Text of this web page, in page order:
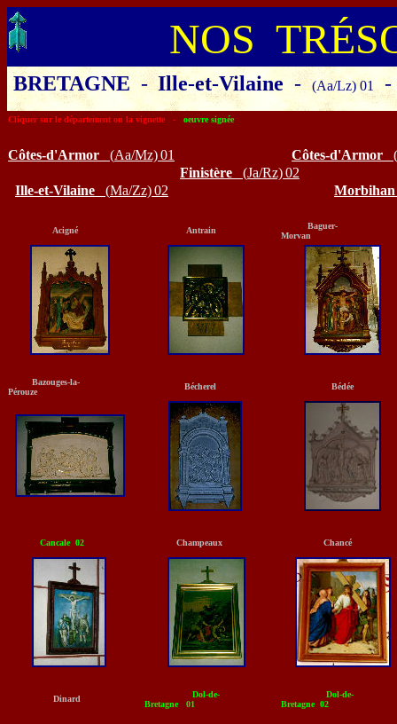
NOS
BRETAGNE - Ille-et-Vilaine - (Aa/Lz) 01 -
Cliquer sur le département ou la vignette - oeuvre signée
Côtes-d'Armor (Aa/Mz)01 Côtes-d'Armor (
Finistère (Ja/Rz)02
Ille-et-Vilaine (Ma/Zz)02 Morbihan
Acigné Antrain
Baguer-
Morvan
Bazouges-la-
Pérouze
Bécherel Bédée
Cancale 02 Champeaux Chancé
Dinard
Dol-de-
Bretagne 01
Dol-de-
Bretagne 02